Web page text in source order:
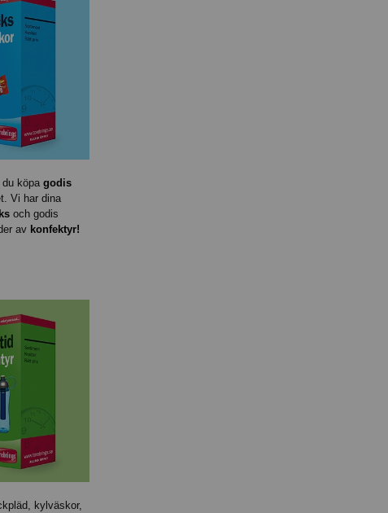
du köpa godis
Vi har dina
och godis
av konfektyr!
kylväskor,